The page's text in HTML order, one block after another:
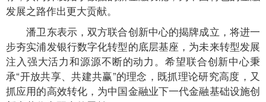
发展之路作出更大贡献。
潘卫东表示，双方联合创新中心的揭牌成立，将进一
步夯实浦发银行数字化转型的底层基座，为未来转型发展
注入强大活力和源源不断的动力。希望联合创新中心秉
承“开放共享、共建共赢”的理念，既抓理论研究高度，又
抓应用的高效转化，为中国金融业下一代金融基础设施创